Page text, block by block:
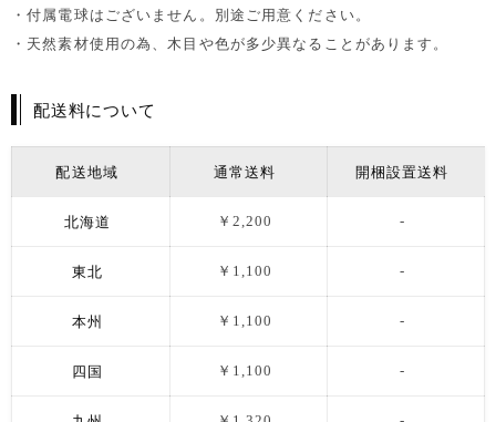
・付属電球はございません。別途ご用意ください。
・天然素材使用の為、木目や色が多少異なることがあります。
配送料について
配送地域 通常送料 開梱設置送料
北海道 ￥2,200 -
東北 ￥1,100 -
本州 ￥1,100 -
四国 ￥1,100 -